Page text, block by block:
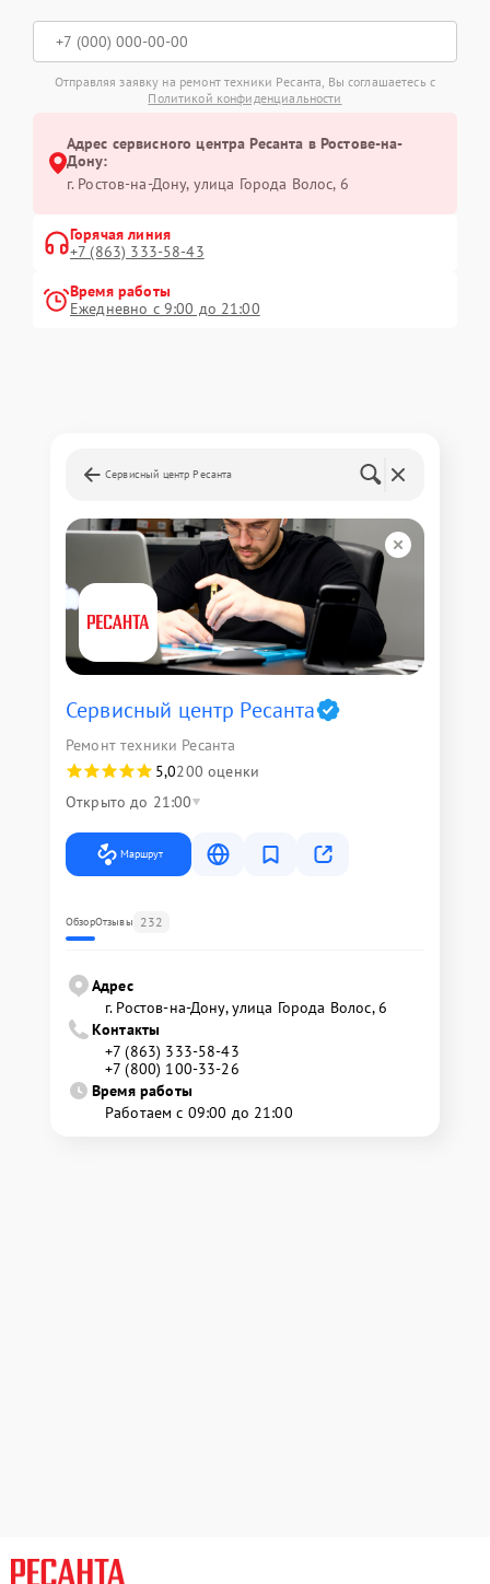
Отправляя заявку на ремонт техники Ресанта, Вы соглашаетесь с
Политикой конфиденциальности
Адрес сервисного центра Ресанта в Ростове-на-
Дону:
г. Ростов-на-Дону, улица Города Волос, 6
Горячая линия
+7 (863) 333-58-43
Время работы
Ежедневно с 9:00 до 21:00
Сервисный центр Ресанта
Сервисный центр Ресанта
Ремонт техники Ресанта
5,0200 оценки
Открыто до 21:00
Маршрут
ОбзорОтзывы 232
Адрес
г. Ростов-на-Дону, улица Города Волос, 6
Контакты
+7 (863) 333-58-43
+7 (800) 100-33-26
Время работы
Работаем с 09:00 до 21:00